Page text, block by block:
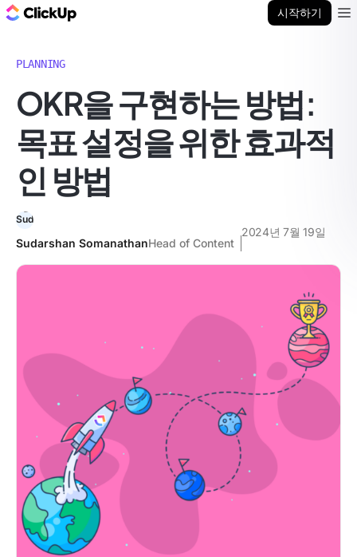
시작하기
PLANNING
OKR을 구현하는 방법:
목표 설정을 위한 효과적
인 방법
Sudarshan SomanathanHead of Content
2024년 7월 19일